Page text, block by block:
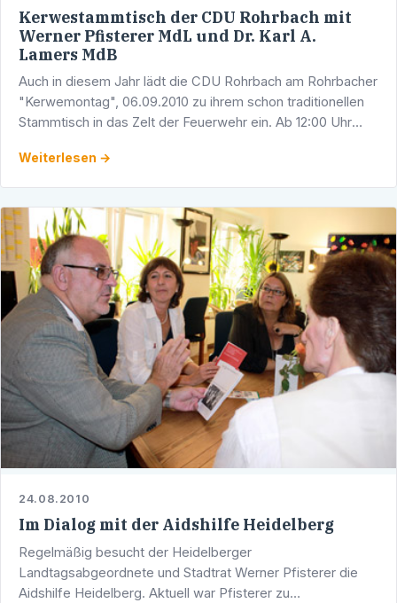
Kerwestammtisch der CDU Rohrbach mit
Werner Pfisterer MdL und Dr. Karl A.
Lamers MdB
Auch in diesem Jahr lädt die CDU Rohrbach am Rohrbacher
"Kerwemontag", 06.09.2010 zu ihrem schon traditionellen
Stammtisch in das Zelt der Feuerwehr ein. Ab 12:00 Uhr
Weiterlesen →
24.08.2010
Im Dialog mit der Aidshilfe Heidelberg
Regelmäßig besucht der Heidelberger
Landtagsabgeordnete und Stadtrat Werner Pfisterer die
Aidshilfe Heidelberg. Aktuell war Pfisterer zu